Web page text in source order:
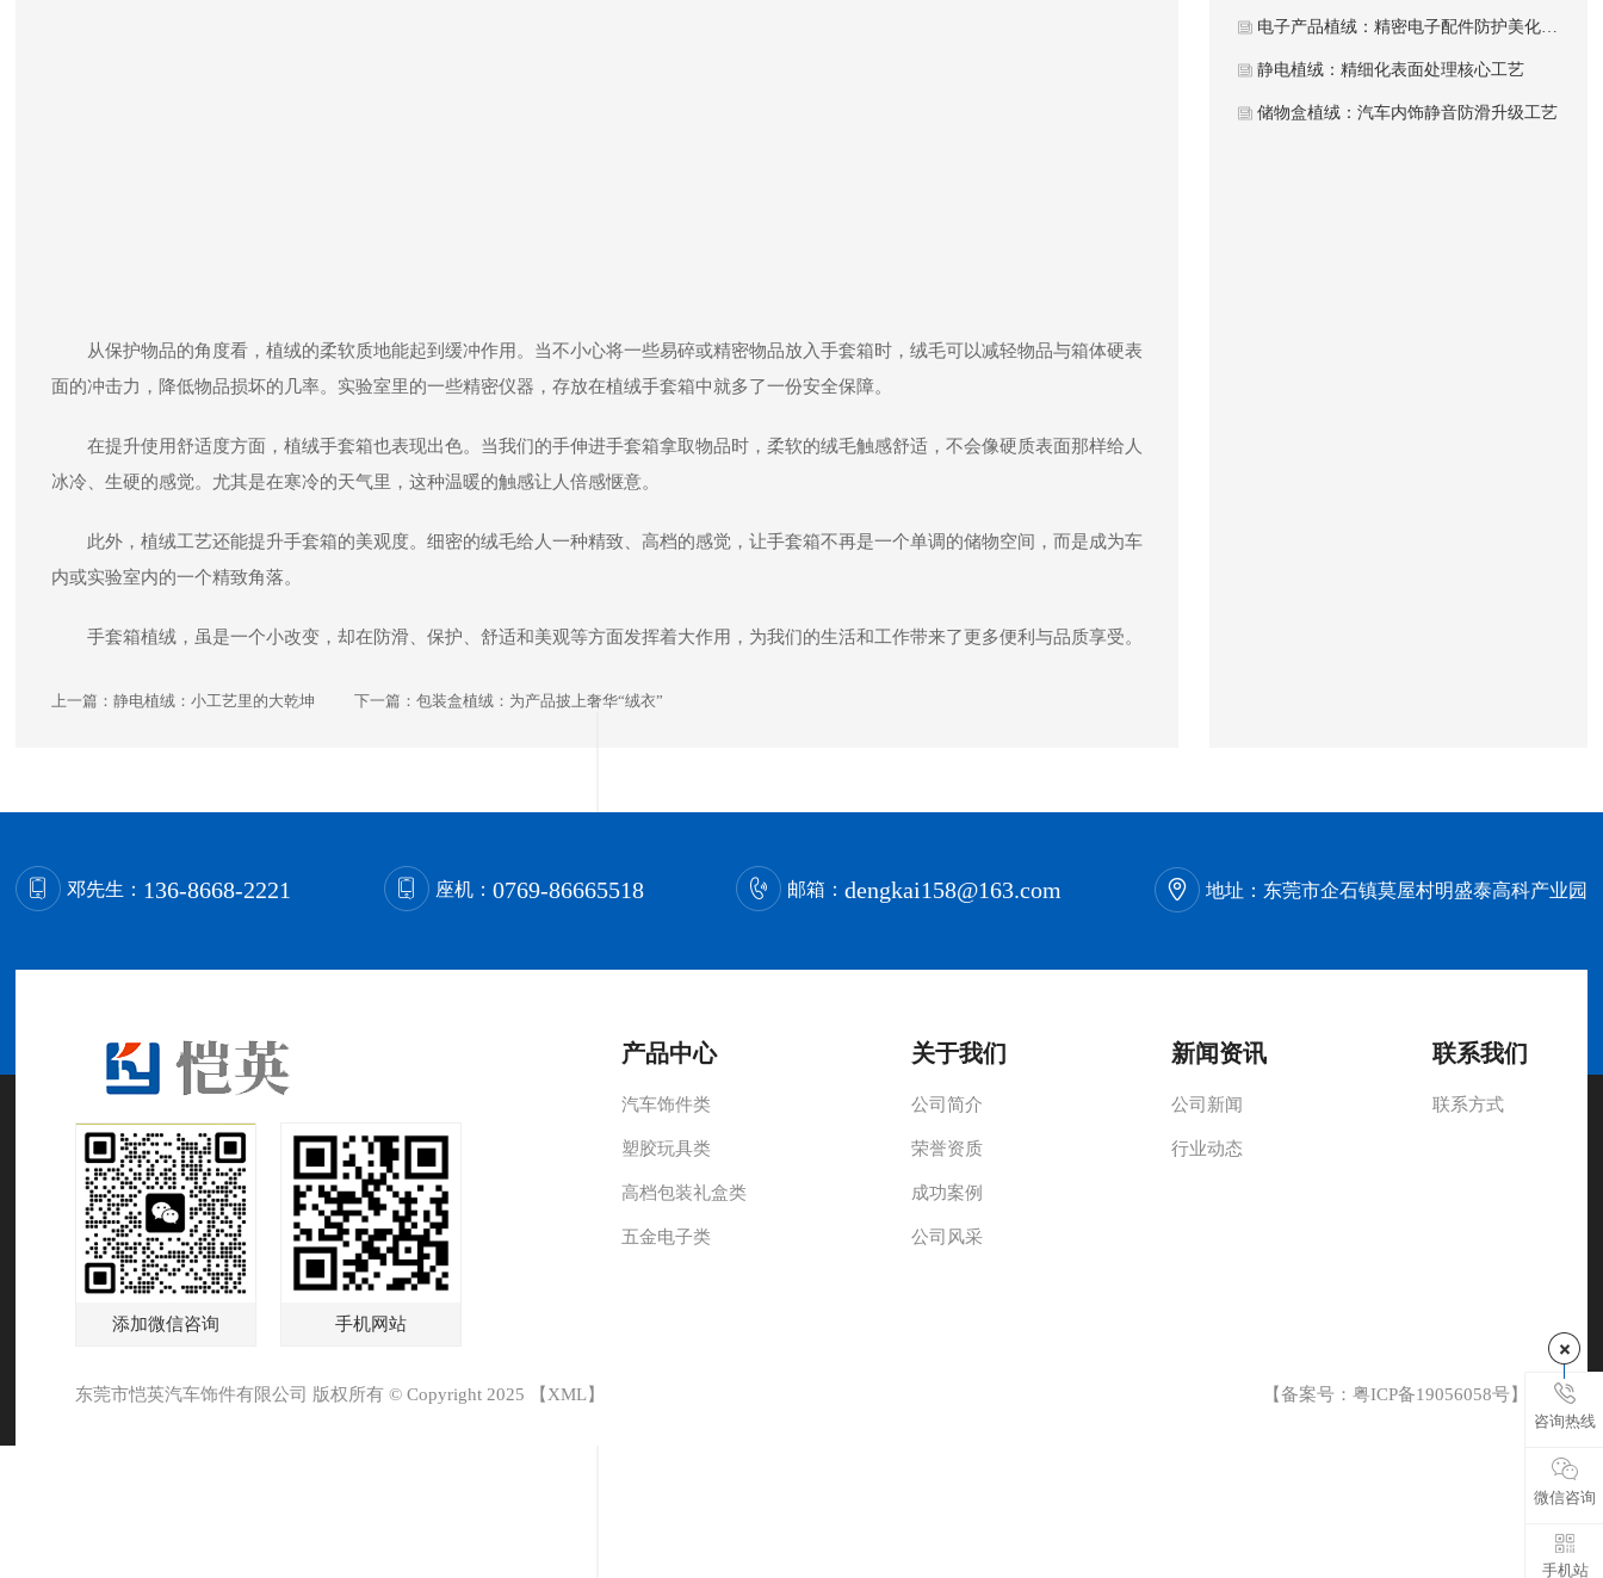
从保护物品的角度看，植绒的柔软质地能起到缓冲作用。当不小心将一些易碎或精密物品放入手套箱时，绒毛可以减轻物品与箱体硬表
面的冲击力，降低物品损坏的几率。实验室里的一些精密仪器，存放在植绒手套箱中就多了一份安全保障。
在提升使用舒适度方面，植绒手套箱也表现出色。当我们的手伸进手套箱拿取物品时，柔软的绒毛触感舒适，不会像硬质表面那样给人
冰冷、生硬的感觉。尤其是在寒冷的天气里，这种温暖的触感让人倍感惬意。
此外，植绒工艺还能提升手套箱的美观度。细密的绒毛给人一种精致、高档的感觉，让手套箱不再是一个单调的储物空间，而是成为车
内或实验室内的一个精致角落。
手套箱植绒，虽是一个小改变，却在防滑、保护、舒适和美观等方面发挥着大作用，为我们的生活和工作带来了更多便利与品质享受。
上一篇：静电植绒：小工艺里的大乾坤 下一篇：包装盒植绒：为产品披上奢华“绒衣”
电子产品植绒：精密电子配件防护美化工艺
静电植绒：精细化表面处理核心工艺
储物盒植绒：汽车内饰静音防滑升级工艺
邓先生： 136-8668-2221 座机： 0769-86665518 邮箱：dengkai158@163.com 地址： 东莞市企石镇莫屋村明盛泰高科产业园
添加微信咨询 手机网站
产品中心
汽车饰件类
塑胶玩具类
高档包装礼盒类
五金电子类
关于我们
公司简介
荣誉资质
成功案例
公司风采
新闻资讯
公司新闻
行业动态
联系我们
联系方式
东莞市恺英汽车饰件有限公司 版权所有 © Copyright 2025 【 XML】 【备案号： 粤ICP备19056058号】
咨询热线
微信咨询
手机站